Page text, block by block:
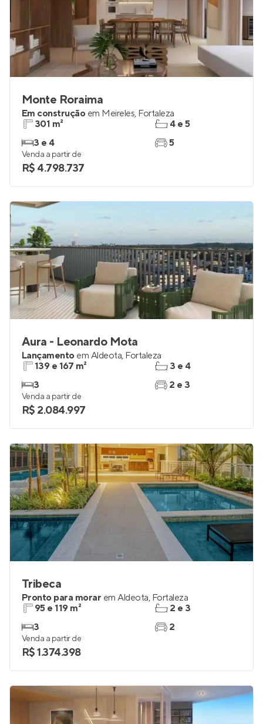
Monte Roraima
Em construção em Meireles, Fortaleza
301 m²
3 e 4
4 e 5
5
Venda a partir de
R$ 4.798.737
Aura - Leonardo Mota
Lançamento em Aldeota, Fortaleza
139 e 167 m²
3
3 e 4
2 e 3
Venda a partir de
R$ 2.084.997
Tribeca
Pronto para morar em Aldeota, Fortaleza
95 e 119 m²
3
2 e 3
2
Venda a partir de
R$ 1.374.398